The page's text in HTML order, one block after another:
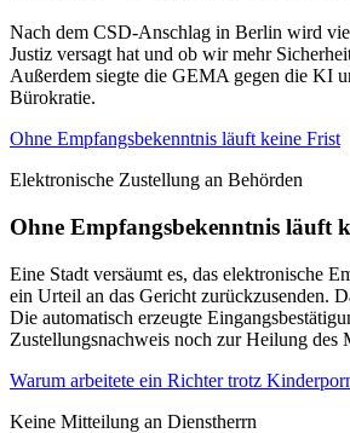
Nach dem CSD-Anschlag in Berlin wird
Justiz versagt hat und ob wir mehr
Außerdem siegte die GEMA gegen die KI
Bürokratie.
Ohne Empfangsbekenntnis läuft keine Frist
Elektronische Zustellung an Behörden
Ohne Empfangsbekenntnis läuft
Eine Stadt versäumt es, das elektronische
ein Urteil an das Gericht zurückzusenden.
Die automatisch erzeugte
Zustellungsnachweis noch zur Heilung des
Warum arbeitete ein Richter trotz
Keine Mitteilung an Dienstherrn